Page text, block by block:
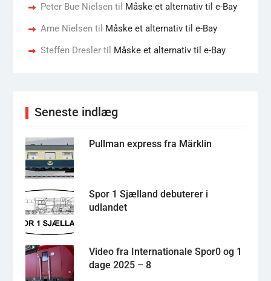
Peter Bue Nielsentil Måske et alternativ til e-Bay
Arne Nielsentil Måske et alternativ til e-Bay
Steffen Dreslertil Måske et alternativ til e-Bay
Seneste indlæg
Pullman express fra Märklin
Spor 1 Sjælland debuterer i
udlandet
Video fra Internationale Spor0 og 1
dage 2025 – 8